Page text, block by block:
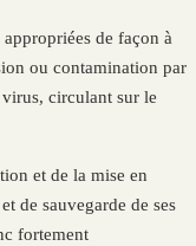
de façon à
ou contamination par
circulant sur le
et de la mise en
de sauvegarde de ses
fortement